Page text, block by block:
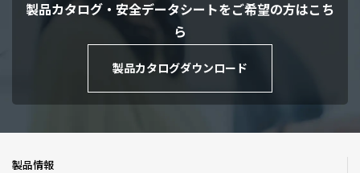
製品カタログ・安全データシートをご希望の方はこち
ら
製品カタログダウンロード
製品情報